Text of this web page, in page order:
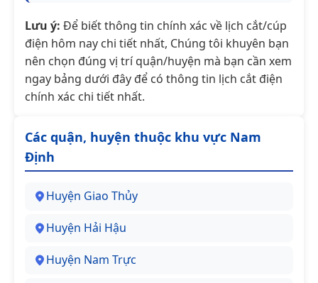
Lưu ý: Để biết thông tin chính xác về lịch cắt/cúp
điện hôm nay chi tiết nhất, Chúng tôi khuyên bạn
nên chọn đúng vị trí quận/huyện mà bạn cần xem
ngay bảng dưới đây để có thông tin lịch cắt điện
chính xác chi tiết nhất.
Các quận, huyện thuộc khu vực Nam
Định
Huyện Giao Thủy
Huyện Hải Hậu
Huyện Nam Trực